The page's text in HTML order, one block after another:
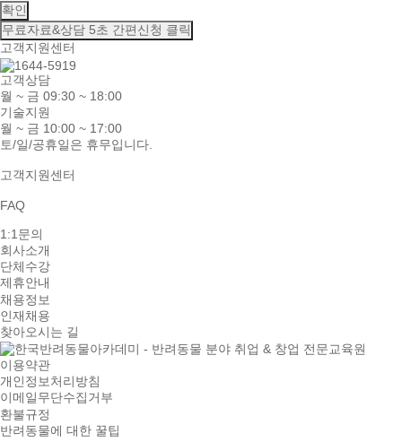
확인
무료자료&상담 5초 간편신청 클릭
고객지원센터
고객상담
월 ~ 금 09:30 ~ 18:00
기술지원
월 ~ 금 10:00 ~ 17:00
토/일/공휴일은 휴무입니다.
고객지원센터
FAQ
1:1문의
회사소개
단체수강
제휴안내
채용정보
인재채용
찾아오시는 길
이용약관
개인정보처리방침
이메일무단수집거부
환불규정
반려동물에 대한 꿀팁